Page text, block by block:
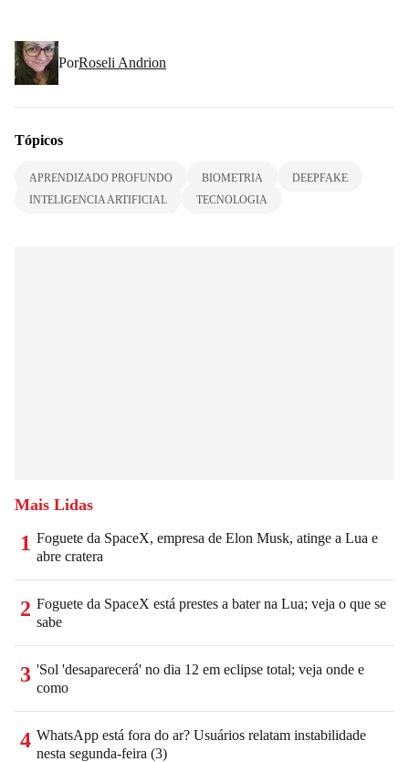
PorRoseli Andrion
Tópicos
APRENDIZADO PROFUNDO BIOMETRIA
DEEPFAKE
INTELIGENCIA ARTIFICIAL
TECNOLOGIA
Mais Lidas
1 Foguete da SpaceX, empresa de Elon Musk, atinge a Lua e
abre cratera
2 Foguete da SpaceX está prestes a bater na Lua; veja o que se
sabe
3 'Sol 'desaparecerá' no dia 12 em eclipse total; veja onde e
como
4 WhatsApp está fora do ar? Usuários relatam instabilidade
nesta segunda-feira (3)